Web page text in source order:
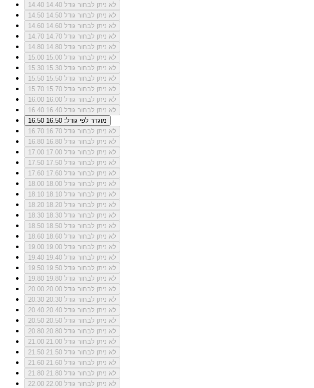
14.40
לא ניתן לבחור גודל 14.40
14.50
לא ניתן לבחור גודל 14.50
14.60
לא ניתן לבחור גודל 14.60
14.70
לא ניתן לבחור גודל 14.70
14.80
לא ניתן לבחור גודל 14.80
15.00
לא ניתן לבחור גודל 15.00
15.30
לא ניתן לבחור גודל 15.30
15.50
לא ניתן לבחור גודל 15.50
15.70
לא ניתן לבחור גודל 15.70
16.00
לא ניתן לבחור גודל 16.00
16.40
לא ניתן לבחור גודל 16.40
16.50
מוגדר לפי גודל: 16.50
16.70
לא ניתן לבחור גודל 16.70
16.80
לא ניתן לבחור גודל 16.80
17.00
לא ניתן לבחור גודל 17.00
17.50
לא ניתן לבחור גודל 17.50
17.60
לא ניתן לבחור גודל 17.60
18.00
לא ניתן לבחור גודל 18.00
18.10
לא ניתן לבחור גודל 18.10
18.20
לא ניתן לבחור גודל 18.20
18.30
לא ניתן לבחור גודל 18.30
18.50
לא ניתן לבחור גודל 18.50
18.60
לא ניתן לבחור גודל 18.60
19.00
לא ניתן לבחור גודל 19.00
19.40
לא ניתן לבחור גודל 19.40
19.50
לא ניתן לבחור גודל 19.50
19.80
לא ניתן לבחור גודל 19.80
20.00
לא ניתן לבחור גודל 20.00
20.30
לא ניתן לבחור גודל 20.30
20.40
לא ניתן לבחור גודל 20.40
20.50
לא ניתן לבחור גודל 20.50
20.80
לא ניתן לבחור גודל 20.80
21.00
לא ניתן לבחור גודל 21.00
21.50
לא ניתן לבחור גודל 21.50
21.60
לא ניתן לבחור גודל 21.60
21.80
לא ניתן לבחור גודל 21.80
22.00
לא ניתן לבחור גודל 22.00